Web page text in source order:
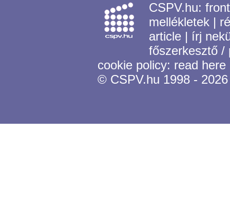
CSPV.hu:
mellékletek |
article | írj
főszerkesztő
cookie policy: read here
© CSPV.hu 1998 - 2026